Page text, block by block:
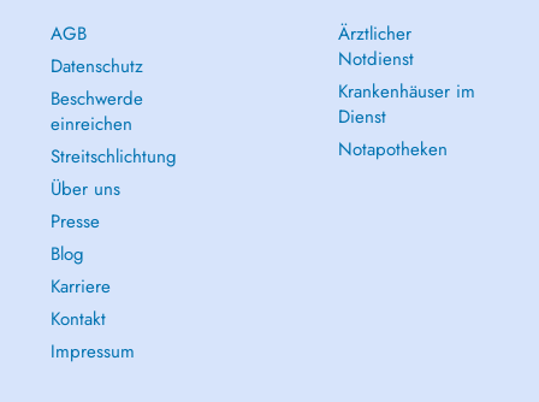
AGB
Datenschutz
Beschwerde
einreichen
Streitschlichtung
Über uns
Presse
Blog
Karriere
Kontakt
Impressum
Ärztlicher
Notdienst
Krankenhäuser im
Dienst
Notapotheken